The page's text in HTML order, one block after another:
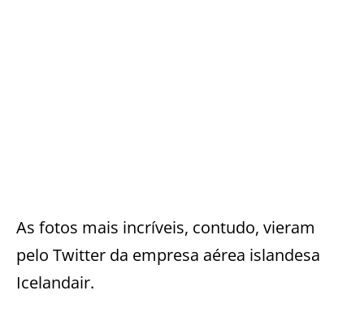
As fotos mais incríveis, contudo, vieram
pelo Twitter da empresa aérea islandesa
Icelandair.